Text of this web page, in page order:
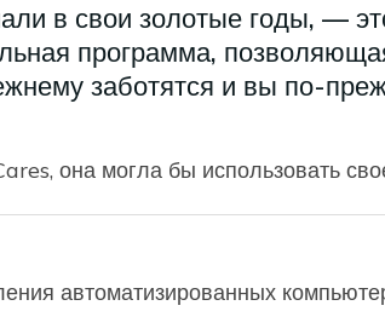
в свои золотые годы, —
программа,
заботятся и вы по-
она могла бы использовать
автоматизированных